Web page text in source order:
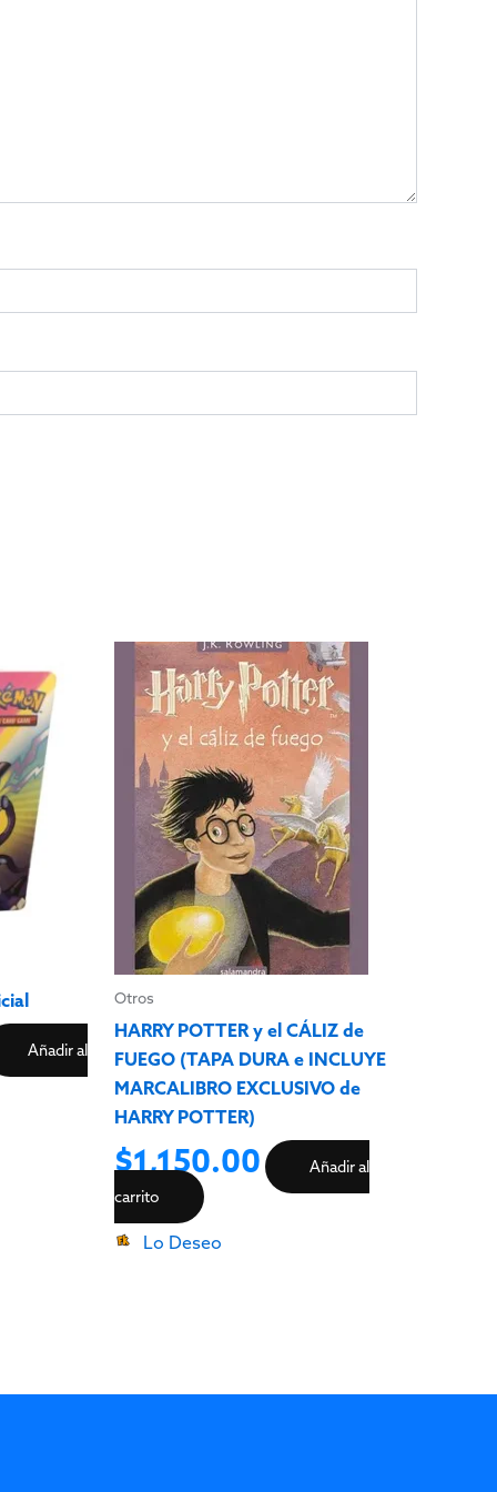
Añadir al
Otros
HARRY POTTER y el CÁLIZ de
FUEGO (TAPA DURA e INCLUYE
MARCALIBRO EXCLUSIVO de
HARRY POTTER)
$1,150.00
Añadir al
carrito
Lo Deseo